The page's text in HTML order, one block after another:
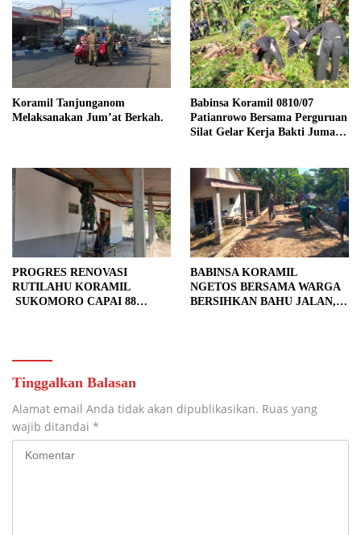
Koramil Tanjunganom
Melaksanakan Jum’at Berkah.
Babinsa Koramil 0810/07
Patianrowo Bersama Perguruan
Silat Gelar Kerja Bakti Jumat
PROGRES RENOVASI
RUTILAHU KORAMIL
SUKOMORO CAPAI 88
BABINSA KORAMIL
NGETOS BERSAMA WARGA
BERSIHKAN BAHU JALAN,
Tinggalkan Balasan
Alamat email Anda tidak akan dipublikasikan. Ruas yang
wajib ditandai *